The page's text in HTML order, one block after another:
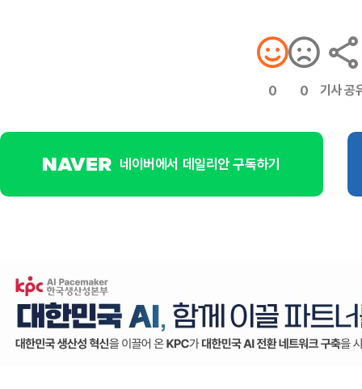
0 0 기사 공
네이버에서 데일리안 구독하기